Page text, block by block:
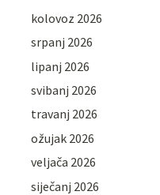
kolovoz 2026
srpanj 2026
lipanj 2026
svibanj 2026
travanj 2026
ožujak 2026
veljača 2026
siječanj 2026